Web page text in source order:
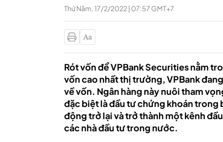
Thứ Năm, 17/2/2022 | 07:57 GMT+7
Rót vốn để VPBank Securities nằm
vốn cao nhất thị trường, VPBank
về vốn. Ngân hàng này nuôi tham
đặc biệt là đầu tư chứng khoán
động trở lại và trở thành một kênh
các nhà đầu tư trong nước.